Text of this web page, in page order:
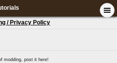
/ Privacy Policy
modding, post it here!